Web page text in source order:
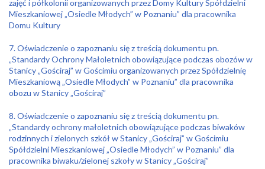
zajęć i półkolonii organizowanych przez Domy Kultury Spółdzielni
Mieszkaniowej „Osiedle Młodych” w Poznaniu” dla pracownika
Domu Kultury
7. Oświadczenie o zapoznaniu się z treścią dokumentu pn.
„Standardy Ochrony Małoletnich obowiązujące podczas obozów w
Stanicy „Gościraj” w Gościmiu organizowanych przez Spółdzielnię
Mieszkaniową „Osiedle Młodych” w Poznaniu” dla pracownika
obozu w Stanicy „Gościraj”
8. Oświadczenie o zapoznaniu się z treścią dokumentu pn.
„Standardy ochrony małoletnich obowiązujące podczas biwaków
rodzinnych i zielonych szkół w Stanicy „Gościraj” w Gościmiu
Spółdzielni Mieszkaniowej „Osiedle Młodych” w Poznaniu” dla
pracownika biwaku/zielonej szkoły w Stanicy „Gościraj”